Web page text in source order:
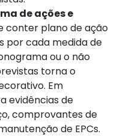
de ações e
conter plano de ação
por cada medida de
ou o não
torna o
Em
evidências de
comprovantes de
de EPCs.